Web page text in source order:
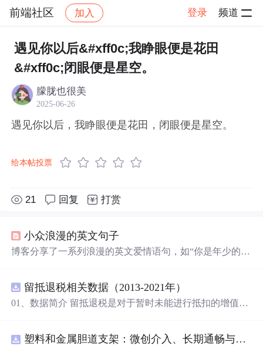
前端社区 加入 登录 频道
社区 前端社区 感慨 帖子详情
遇见你以后&#xff0c;我睁眼便是花田
&#xff0c;闭眼便是星空。
朦胧也很美
2025-06-26
遇见你以后，我睁眼便是花田，闭眼便是星空。
给本帖投票
21 回复 打赏
小众浪漫的英文句子
博客分享了一系列浪漫的英文爱情语句，如“你是年少的喜
生感悟。
留抵退税相关数据（2013-2021年）
01、数据简介 留抵退税是对于暂时未能进行抵扣的增值
税额。简单来说，就是企业现在还不能抵扣的增值税，可
塑料和金属胆道支架：微创介入、长期通畅与并发症控制驱动全球市场增长.docx